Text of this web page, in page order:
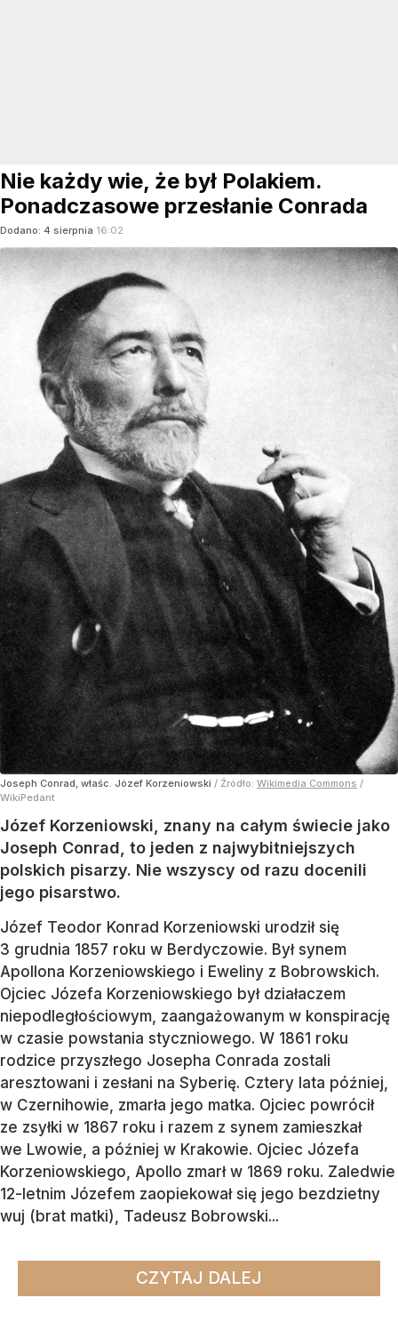
Nie każdy wie, że był Polakiem.
Ponadczasowe przesłanie Conrada
Dodano: 4 sierpnia 16:02
Joseph Conrad, właśc. Józef Korzeniowski / Źródło: Wikimedia Commons /
WikiPedant
Józef Korzeniowski, znany na całym świecie jako
Joseph Conrad, to jeden z najwybitniejszych
polskich pisarzy. Nie wszyscy od razu docenili
jego pisarstwo.
Józef Teodor Konrad Korzeniowski urodził się
3 grudnia 1857 roku w Berdyczowie. Był synem
Apollona Korzeniowskiego i Eweliny z Bobrowskich.
Ojciec Józefa Korzeniowskiego był działaczem
niepodległościowym, zaangażowanym w konspirację
w czasie powstania styczniowego. W 1861 roku
rodzice przyszłego Josepha Conrada zostali
aresztowani i zesłani na Syberię. Cztery lata później,
w Czernihowie, zmarła jego matka. Ojciec powrócił
ze zsyłki w 1867 roku i razem z synem zamieszkał
we Lwowie, a później w Krakowie. Ojciec Józefa
Korzeniowskiego, Apollo zmarł w 1869 roku. Zaledwie
12-letnim Józefem zaopiekował się jego bezdzietny
wuj (brat matki), Tadeusz Bobrowski...
CZYTAJ DALEJ